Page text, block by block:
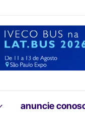
anuncie